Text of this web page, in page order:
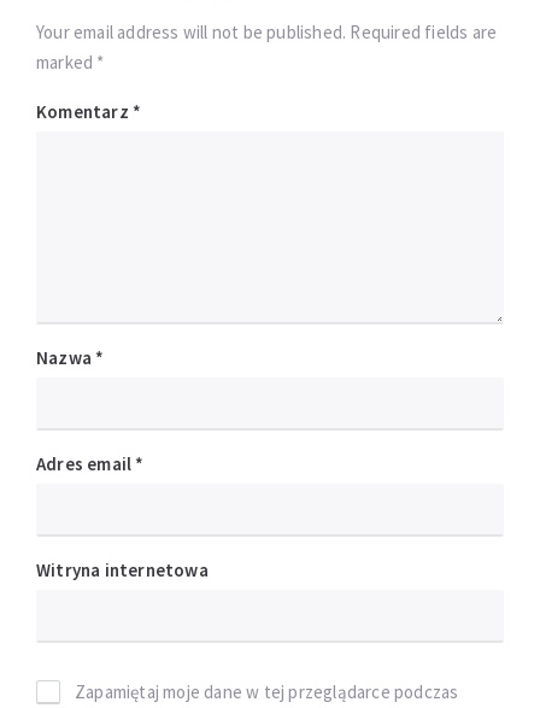
Your email address will not be published. Required fields are
marked *
Komentarz *
Nazwa *
Adres email *
Witryna internetowa
Zapamiętaj moje dane w tej przeglądarce podczas